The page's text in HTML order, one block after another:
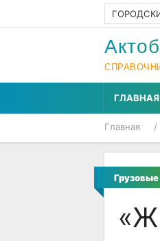
ГЛАВНАЯ
Главная